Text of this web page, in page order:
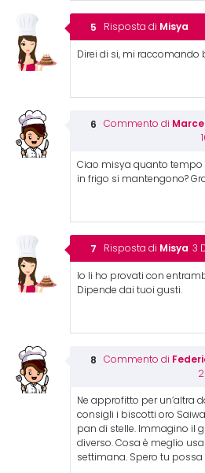
Risposta di Misya
Direi di si, mi raccomando
Commento di
Ciao misya quanto tempo
in frigo si mantengono?
Risposta di Misya 3
Io li ho provati con
Dipende dai tuoi gusti.
Commento di
Ne approfitto per un’altra
consigli i biscotti oro
pan di stelle. Immagino il
diverso. Cosa è meglio
settimana. Spero tu possa